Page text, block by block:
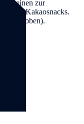
einen zur
oder Kakaosnacks.
(siehe oben).